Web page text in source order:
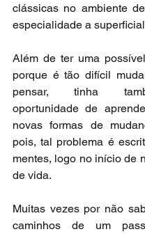
clássicas no ambiente
especialidade a
Além de ter uma
porque é tão difícil
pensar, tinha
oportunidade de
novas formas de
pois, tal problema é
mentes, logo no início de
de vida.
Muitas vezes por não
caminhos de um